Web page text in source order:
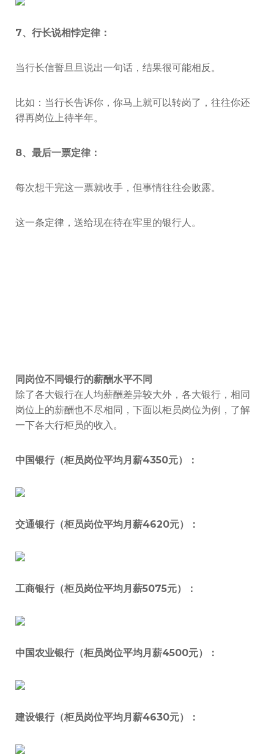
7、行长说相悖定律：
当行长信誓旦旦说出一句话，结果很可能相反。
比如：当行长告诉你，你马上就可以转岗了，往往你还
得再岗位上待半年。
8、最后一票定律：
每次想干完这一票就收手，但事情往往会败露。
这一条定律，送给现在待在牢里的银行人。
同岗位不同银行的薪酬水平不同
除了各大银行在人均薪酬差异较大外，各大银行，相同
岗位上的薪酬也不尽相同，下面以柜员岗位为例，了解
一下各大行柜员的收入。
中国银行（柜员岗位平均月薪4350元）：
交通银行（柜员岗位平均月薪4620元）：
工商银行（柜员岗位平均月薪5075元）：
中国农业银行（柜员岗位平均月薪4500元）：
建设银行（柜员岗位平均月薪4630元）：